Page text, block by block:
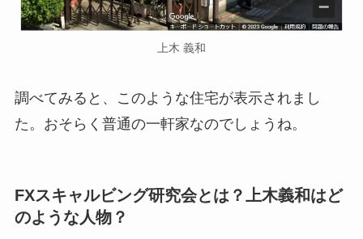
上木 義和
調べてみると、このような住宅が表示されまし
た。おそらく普通の一軒家なのでしょうね。
FXスキャルビング研究会とは？上木義和はど
のような人物？